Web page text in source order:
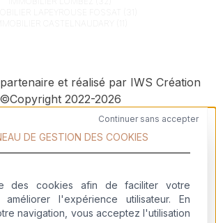
et réalisé par IWS Création
©Copyright 2022-2026
Logiciel immobilier
Continuer sans accepter
DE GESTION DES COOKIES
des cookies afin de faciliter votre
l'expérience utilisateur. En
navigation, vous acceptez l'utilisation